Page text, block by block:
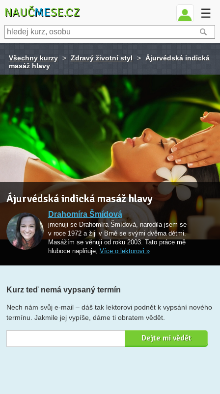
NAUČMESE.CZ ☰
Všechny kurzy > Zdravý životní styl > Ájurvédská indická
masáž hlavy
Ájurvédská indická masáž hlavy
Drahomíra Šmídová
jmenuji se Drahomíra Šmídová, narodila jsem se
v roce 1972 a žiji v Brně se svými dvěma dětmi.
Masážím se věnuji od roku 2003. Tato práce mě
hluboce naplňuje, Více o lektorovi »
Kurz teď nemá vypsaný termín
Nech nám svůj e-mail – dáš tak lektorovi podnět k vypsání nového
termínu. Jakmile jej vypíše, dáme ti obratem vědět.